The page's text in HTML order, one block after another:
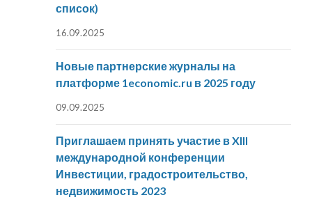
список)
16.09.2025
Новые партнерские журналы на
платформе 1economic.ru в 2025 году
09.09.2025
Приглашаем принять участие в XIII
международной конференции
Инвестиции, градостроительство,
недвижимость 2023